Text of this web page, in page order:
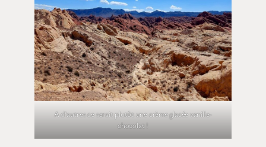
A d’autres ce serait plutôt une crème glacée vanille-
chocolat !